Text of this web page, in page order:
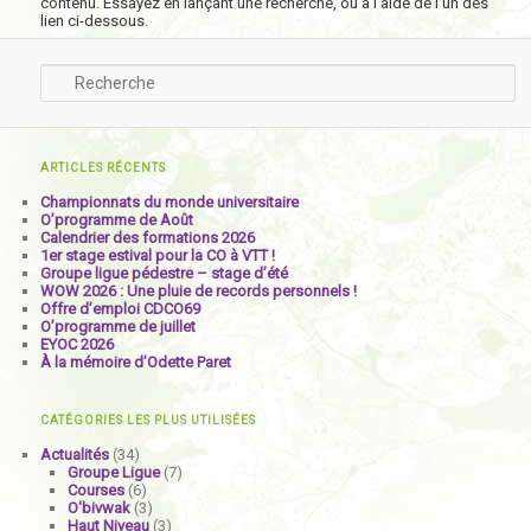
lien ci-dessous.
Recherche
ARTICLES RÉCENTS
Championnats du monde universitaire
O’programme de Août
Calendrier des formations 2026
1er stage estival pour la CO à VTT !
Groupe ligue pédestre – stage d’été
WOW 2026 : Une pluie de records personnels !
Offre d’emploi CDCO69
O’programme de juillet
EYOC 2026
À la mémoire d’Odette Paret
CATÉGORIES LES PLUS UTILISÉES
Actualités (34)
Groupe Ligue(7)
Courses(6)
O'bivwak(3)
Haut Niveau(3)